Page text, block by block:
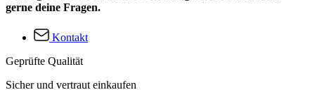
gerne deine Fragen.
Kontakt
Geprüfte Qualität
Sicher und vertraut einkaufen